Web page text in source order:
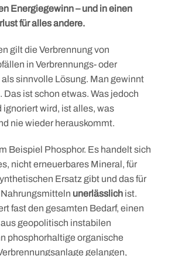
Energiegewinn – und in einen
für alles andere.
gilt die Verbrennung von
in Verbrennungs- oder
sinnvolle Lösung. Man gewinnt
Das ist schon etwas. Was jedoch
wird, ist alles, was
nie wieder herauskommt.
Beispiel Phosphor. Es handelt sich
nicht erneuerbares Mineral, für
Ersatz gibt und das für
unerlässlich ist.
fast den gesamten Bedarf, einen
geopolitisch instabilen
phosphorhaltige organische
gelangen,